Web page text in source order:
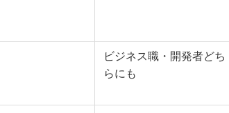
ビジネス職・開発者どち
らにも